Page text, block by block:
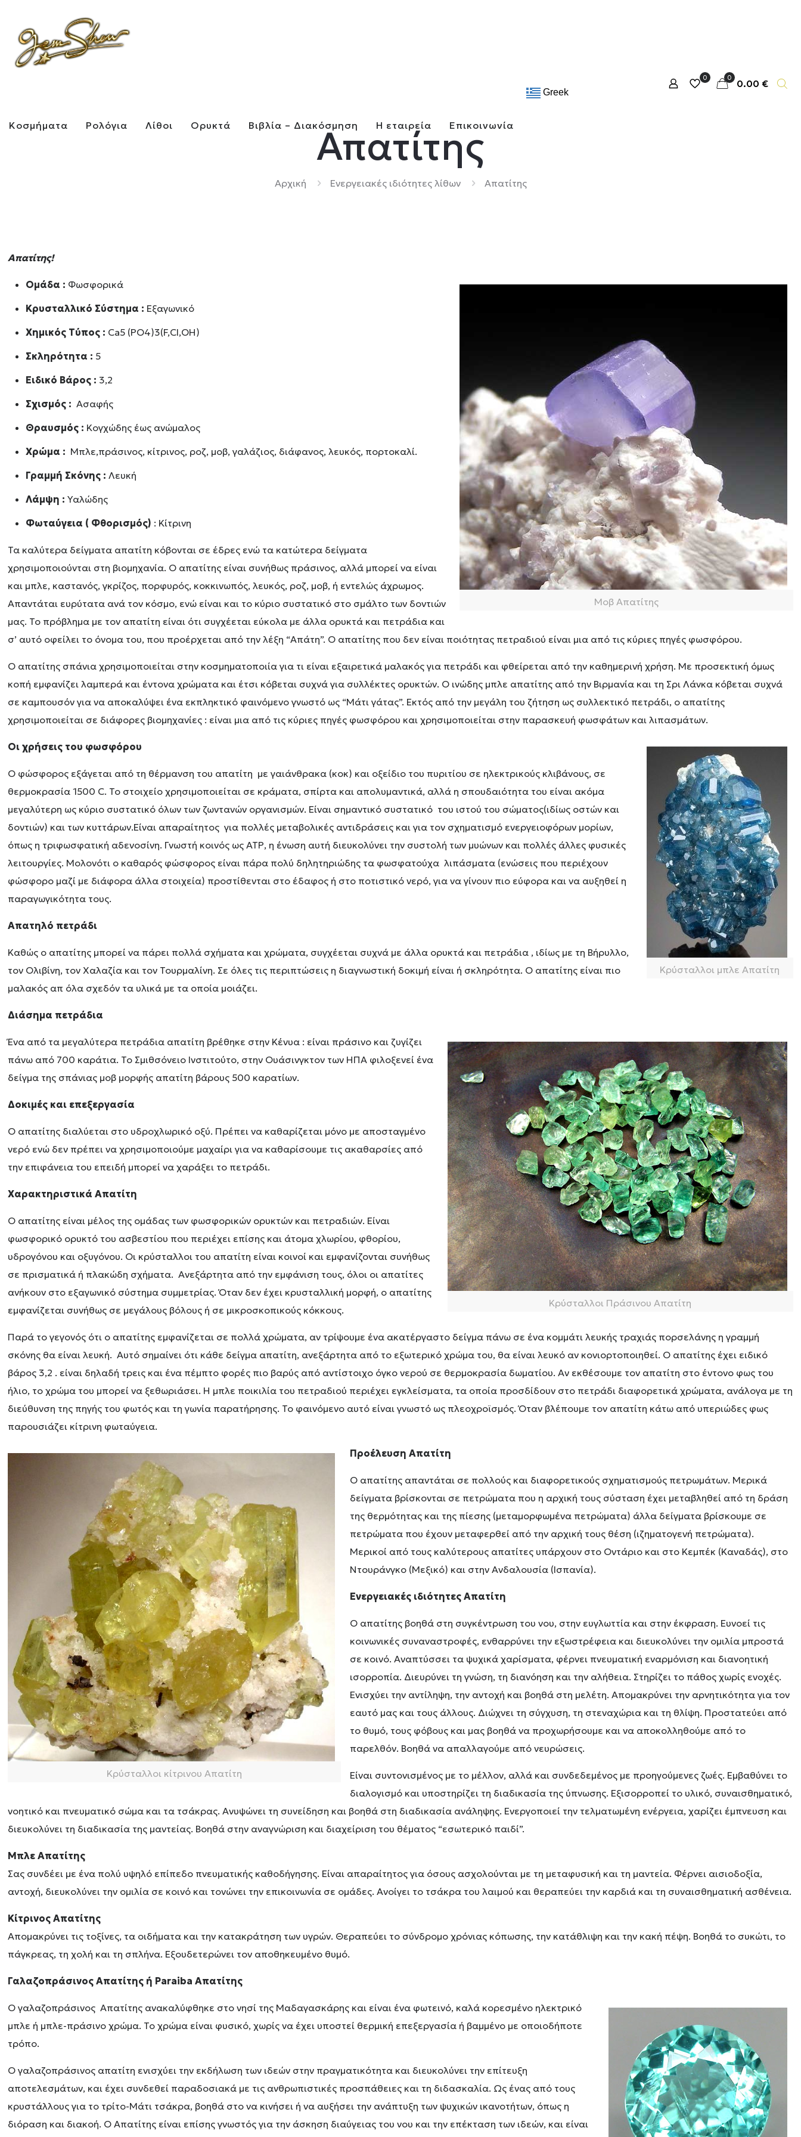
Κοσμήματα Ρολόγια Λίθοι Ορυκτά Βιβλία – Διακόσμηση Η εταιρεία Επικοινωνία
Greek
0 0 0.00 €
Απατίτης
Αρχική Ενεργειακές ιδιότητες λίθων Απατίτης
Απατίτης!
Μοβ Απατίτης
Ομάδα : Φωσφορικά
Κρυσταλλικό Σύστημα : Εξαγωνικό
Χημικός Τύπος : Ca5 (PO4)3(F,CI,OH)
Σκληρότητα : 5
Ειδικό Βάρος : 3,2
Σχισμός :Ασαφής
Θραυσμός : Κογχώδης έως ανώμαλος
Χρώμα : Μπλε,πράσινος, κίτρινος, ροζ, μοβ, γαλάζιος, διάφανος, λευκός, πορτοκαλί.
Γραμμή Σκόνης :Λευκή
Λάμψη :Υαλώδης
Φωταύγεια ( Φθορισμός) : Κίτρινη
Τα καλύτερα δείγματα απατίτη κόβονται σε έδρες ενώ τα κατώτερα δείγματα
χρησιμοποιούνται στη βιομηχανία. Ο απατίτης είναι συνήθως πράσινος, αλλά μπορεί να είναι
και μπλε, καστανός, γκρίζος, πορφυρός, κοκκινωπός, λευκός, ροζ, μοβ, ή εντελώς άχρωμος.
Απαντάται ευρύτατα ανά τον κόσμο, ενώ είναι και το κύριο συστατικό στο σμάλτο των δοντιών
μας. Το πρόβλημα με τον απατίτη είναι ότι συγχέεται εύκολα με άλλα ορυκτά και πετράδια και
σ’ αυτό οφείλει το όνομα του, που προέρχεται από την λέξη “Απάτη”. Ο απατίτης που δεν είναι ποιότητας πετραδιού είναι μια από τις κύριες πηγές φωσφόρου.
Ο απατίτης σπάνια χρησιμοποιείται στην κοσμηματοποιία για τι είναι εξαιρετικά μαλακός για πετράδι και φθείρεται από την καθημερινή χρήση. Με προσεκτική όμως
κοπή εμφανίζει λαμπερά και έντονα χρώματα και έτσι κόβεται συχνά για συλλέκτες ορυκτών. Ο ινώδης μπλε απατίτης από την Βιρμανία και τη Σρι Λάνκα κόβεται συχνά
σε καμπουσόν για να αποκαλύψει ένα εκπληκτικό φαινόμενο γνωστό ως “Μάτι γάτας”. Εκτός από την μεγάλη του ζήτηση ως συλλεκτικό πετράδι, ο απατίτης
χρησιμοποιείται σε διάφορες βιομηχανίες : είναι μια από τις κύριες πηγές φωσφόρου και χρησιμοποιείται στην παρασκευή φωσφάτων και λιπασμάτων.
Κρύσταλλοι μπλε Απατίτη
Οι χρήσεις του φωσφόρου
Ο φώσφορος εξάγεται από τη θέρμανση του απατίτη με γαιάνθρακα (κοκ) και οξείδιο του πυριτίου σε ηλεκτρικούς κλιβάνους, σε
θερμοκρασία 1500 C. Το στοιχείο χρησιμοποιείται σε κράματα, σπίρτα και απολυμαντικά, αλλά η σπουδαιότητα του είναι ακόμα
μεγαλύτερη ως κύριο συστατικό όλων των ζωντανών οργανισμών. Είναι σημαντικό συστατικό του ιστού του σώματος(ιδίως οστών και
δοντιών) και των κυττάρων.Είναι απαραίτητος για πολλές μεταβολικές αντιδράσεις και για τον σχηματισμό ενεργειοφόρων μορίων,
όπως η τριφωσφατική αδενοσίνη. Γνωστή κοινός ως ΑΤΡ, η ένωση αυτή διευκολύνει την συστολή των μυώνων και πολλές άλλες φυσικές
λειτουργίες. Μολονότι ο καθαρός φώσφορος είναι πάρα πολύ δηλητηριώδης τα φωσφατούχα λιπάσματα (ενώσεις που περιέχουν
φώσφορο μαζί με διάφορα άλλα στοιχεία) προστίθενται στο έδαφος ή στο ποτιστικό νερό, για να γίνουν πιο εύφορα και να αυξηθεί η
παραγωγικότητα τους.
Απατηλό πετράδι
Καθώς ο απατίτης μπορεί να πάρει πολλά σχήματα και χρώματα, συγχέεται συχνά με άλλα ορυκτά και πετράδια , ιδίως με τη Βήρυλλο,
τον Ολιβίνη, τον Χαλαζία και τον Τουρμαλίνη. Σε όλες τις περιπτώσεις η διαγνωστική δοκιμή είναι ή σκληρότητα. Ο απατίτης είναι πιο
μαλακός απ όλα σχεδόν τα υλικά με τα οποία μοιάζει.
Διάσημα πετράδια
Κρύσταλλοι Πράσινου Απατίτη
Ένα από τα μεγαλύτερα πετράδια απατίτη βρέθηκε στην Κένυα : είναι πράσινο και ζυγίζει
πάνω από 700 καράτια. Το Σμιθσόνειο Ινστιτούτο, στην Ουάσινγκτον των ΗΠΑ φιλοξενεί ένα
δείγμα της σπάνιας μοβ μορφής απατίτη βάρους 500 καρατίων.
Δοκιμές και επεξεργασία
Ο απατίτης διαλύεται στο υδροχλωρικό οξύ. Πρέπει να καθαρίζεται μόνο με αποσταγμένο
νερό ενώ δεν πρέπει να χρησιμοποιούμε μαχαίρι για να καθαρίσουμε τις ακαθαρσίες από
την επιφάνεια του επειδή μπορεί να χαράξει το πετράδι.
Χαρακτηριστικά Απατίτη
Ο απατίτης είναι μέλος της ομάδας των φωσφορικών ορυκτών και πετραδιών. Είναι
φωσφορικό ορυκτό του ασβεστίου που περιέχει επίσης και άτομα χλωρίου, φθορίου,
υδρογόνου και οξυγόνου. Οι κρύσταλλοι του απατίτη είναι κοινοί και εμφανίζονται συνήθως
σε πρισματικά ή πλακώδη σχήματα. Ανεξάρτητα από την εμφάνιση τους, όλοι οι απατίτες
ανήκουν στο εξαγωνικό σύστημα συμμετρίας. Όταν δεν έχει κρυσταλλική μορφή, ο απατίτης
εμφανίζεται συνήθως σε μεγάλους βόλους ή σε μικροσκοπικούς κόκκους.
Παρά το γεγονός ότι ο απατίτης εμφανίζεται σε πολλά χρώματα, αν τρίψουμε ένα ακατέργαστο δείγμα πάνω σε ένα κομμάτι λευκής τραχιάς πορσελάνης η γραμμή
σκόνης θα είναι λευκή. Αυτό σημαίνει ότι κάθε δείγμα απατίτη, ανεξάρτητα από το εξωτερικό χρώμα του, θα είναι λευκό αν κονιορτοποιηθεί. Ο απατίτης έχει ειδικό
βάρος 3,2 . είναι δηλαδή τρεις και ένα πέμπτο φορές πιο βαρύς από αντίστοιχο όγκο νερού σε θερμοκρασία δωματίου. Αν εκθέσουμε τον απατίτη στο έντονο φως του
ήλιο, το χρώμα του μπορεί να ξεθωριάσει. Η μπλε ποικιλία του πετραδιού περιέχει εγκλείσματα, τα οποία προσδίδουν στο πετράδι διαφορετικά χρώματα, ανάλογα με τη
διεύθυνση της πηγής του φωτός και τη γωνία παρατήρησης. Το φαινόμενο αυτό είναι γνωστό ως πλεοχροϊσμός. Όταν βλέπουμε τον απατίτη κάτω από υπεριώδες φως
παρουσιάζει κίτρινη φωταύγεια.
Κρύσταλλοι κίτρινου Απατίτη
Προέλευση Απατίτη
Ο απατίτης απαντάται σε πολλούς και διαφορετικούς σχηματισμούς πετρωμάτων. Μερικά
δείγματα βρίσκονται σε πετρώματα που η αρχική τους σύσταση έχει μεταβληθεί από τη δράση
της θερμότητας και της πίεσης (μεταμορφωμένα πετρώματα) άλλα δείγματα βρίσκουμε σε
πετρώματα που έχουν μεταφερθεί από την αρχική τους θέση (ιζηματογενή πετρώματα).
Μερικοί από τους καλύτερους απατίτες υπάρχουν στο Οντάριο και στο Κεμπέκ (Καναδάς), στο
Ντουράνγκο (Μεξικό) και στην Ανδαλουσία (Ισπανία).
Ενεργειακές ιδιότητες Απατίτη
Ο απατίτης βοηθά στη συγκέντρωση του νου, στην ευγλωττία και στην έκφραση. Ευνοεί τις
κοινωνικές συναναστροφές, ενθαρρύνει την εξωστρέφεια και διευκολύνει την ομιλία μπροστά
σε κοινό. Αναπτύσσει τα ψυχικά χαρίσματα, φέρνει πνευματική εναρμόνιση και διανοητική
ισορροπία. Διευρύνει τη γνώση, τη διανόηση και την αλήθεια. Στηρίζει το πάθος χωρίς ενοχές.
Ενισχύει την αντίληψη, την αντοχή και βοηθά στη μελέτη. Απομακρύνει την αρνητικότητα για τον
εαυτό μας και τους άλλους. Διώχνει τη σύγχυση, τη στεναχώρια και τη θλίψη. Προστατεύει από
το θυμό, τους φόβους και μας βοηθά να προχωρήσουμε και να αποκολληθούμε από το
παρελθόν. Βοηθά να απαλλαγούμε από νευρώσεις.
Είναι συντονισμένος με το μέλλον, αλλά και συνδεδεμένος με προηγούμενες ζωές. Εμβαθύνει το
διαλογισμό και υποστηρίζει τη διαδικασία της ύπνωσης. Εξισορροπεί το υλικό, συναισθηματικό,
νοητικό και πνευματικό σώμα και τα τσάκρας. Ανυψώνει τη συνείδηση και βοηθά στη διαδικασία ανάληψης. Ενεργοποιεί την τελματωμένη ενέργεια, χαρίζει έμπνευση και
διευκολύνει τη διαδικασία της μαντείας. Βοηθά στην αναγνώριση και διαχείριση του θέματος “εσωτερικό παιδί”.
Μπλε Απατίτης
Σας συνδέει με ένα πολύ υψηλό επίπεδο πνευματικής καθοδήγησης. Είναι απαραίτητος για όσους ασχολούνται με τη μεταφυσική και τη μαντεία. Φέρνει αισιοδοξία,
αντοχή, διευκολύνει την ομιλία σε κοινό και τονώνει την επικοινωνία σε ομάδες. Ανοίγει το τσάκρα του λαιμού και θεραπεύει την καρδιά και τη συναισθηματική ασθένεια.
Κίτρινος Απατίτης
Απομακρύνει τις τοξίνες, τα οιδήματα και την κατακράτηση των υγρών. Θεραπεύει το σύνδρομο χρόνιας κόπωσης, την κατάθλιψη και την κακή πέψη. Βοηθά το συκώτι, το
πάγκρεας, τη χολή και τη σπλήνα. Εξουδετερώνει τον αποθηκευμένο θυμό.
Γαλαζοπράσινος Απατίτης ή Paraiba Απατίτης
Ο γαλαζοπράσινος Απατίτης ανακαλύφθηκε στο νησί της Μαδαγασκάρης και είναι ένα φωτεινό, καλά κορεσμένο ηλεκτρικό
μπλε ή μπλε-πράσινο χρώμα. Το χρώμα είναι φυσικό, χωρίς να έχει υποστεί θερμική επεξεργασία ή βαμμένο με οποιοδήποτε
τρόπο.
Ο γαλαζοπράσινος απατίτη ενισχύει την εκδήλωση των ιδεών στην πραγματικότητα και διευκολύνει την επίτευξη
αποτελεσμάτων, και έχει συνδεθεί παραδοσιακά με τις ανθρωπιστικές προσπάθειες και τη διδασκαλία. Ως ένας από τους
κρυστάλλους για το τρίτο-Μάτι τσάκρα, βοηθά στο να κινήσει ή να αυξήσει την ανάπτυξη των ψυχικών ικανοτήτων, όπως η
διόραση και διακοή. ΟΑπατίτης είναι επίσης γνωστός για την άσκηση διαύγειας του νου και την επέκταση των ιδεών, και είναι